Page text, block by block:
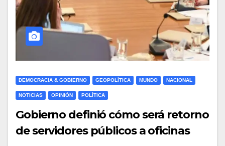
DEMOCRACIA & GOBIERNO GEOPOLÍTICA MUNDO NACIONAL
NOTICIAS OPINIÓN POLÍTICA
Gobierno definió cómo será retorno
de servidores públicos a oficinas